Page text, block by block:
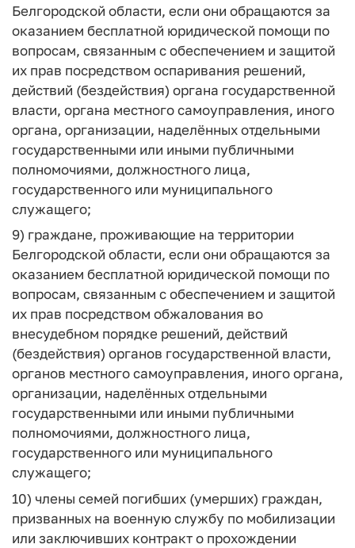
Белгородской области, если они обращаются за
оказанием бесплатной юридической помощи по
вопросам, связанным с обеспечением и защитой
их прав посредством оспаривания решений,
действий (бездействия) органа государственной
власти, органа местного самоуправления, иного
органа, организации, наделённых отдельными
государственными или иными публичными
полномочиями, должностного лица,
государственного или муниципального
служащего;
9) граждане, проживающие на территории
Белгородской области, если они обращаются за
оказанием бесплатной юридической помощи по
вопросам, связанным с обеспечением и защитой
их прав посредством обжалования во
внесудебном порядке решений, действий
(бездействия) органов государственной власти,
органов местного самоуправления, иного органа,
организации, наделённых отдельными
государственными или иными публичными
полномочиями, должностного лица,
государственного или муниципального
служащего;
10) члены семей погибших (умерших) граждан,
призванных на военную службу по мобилизации
или заключивших контракт о прохождении